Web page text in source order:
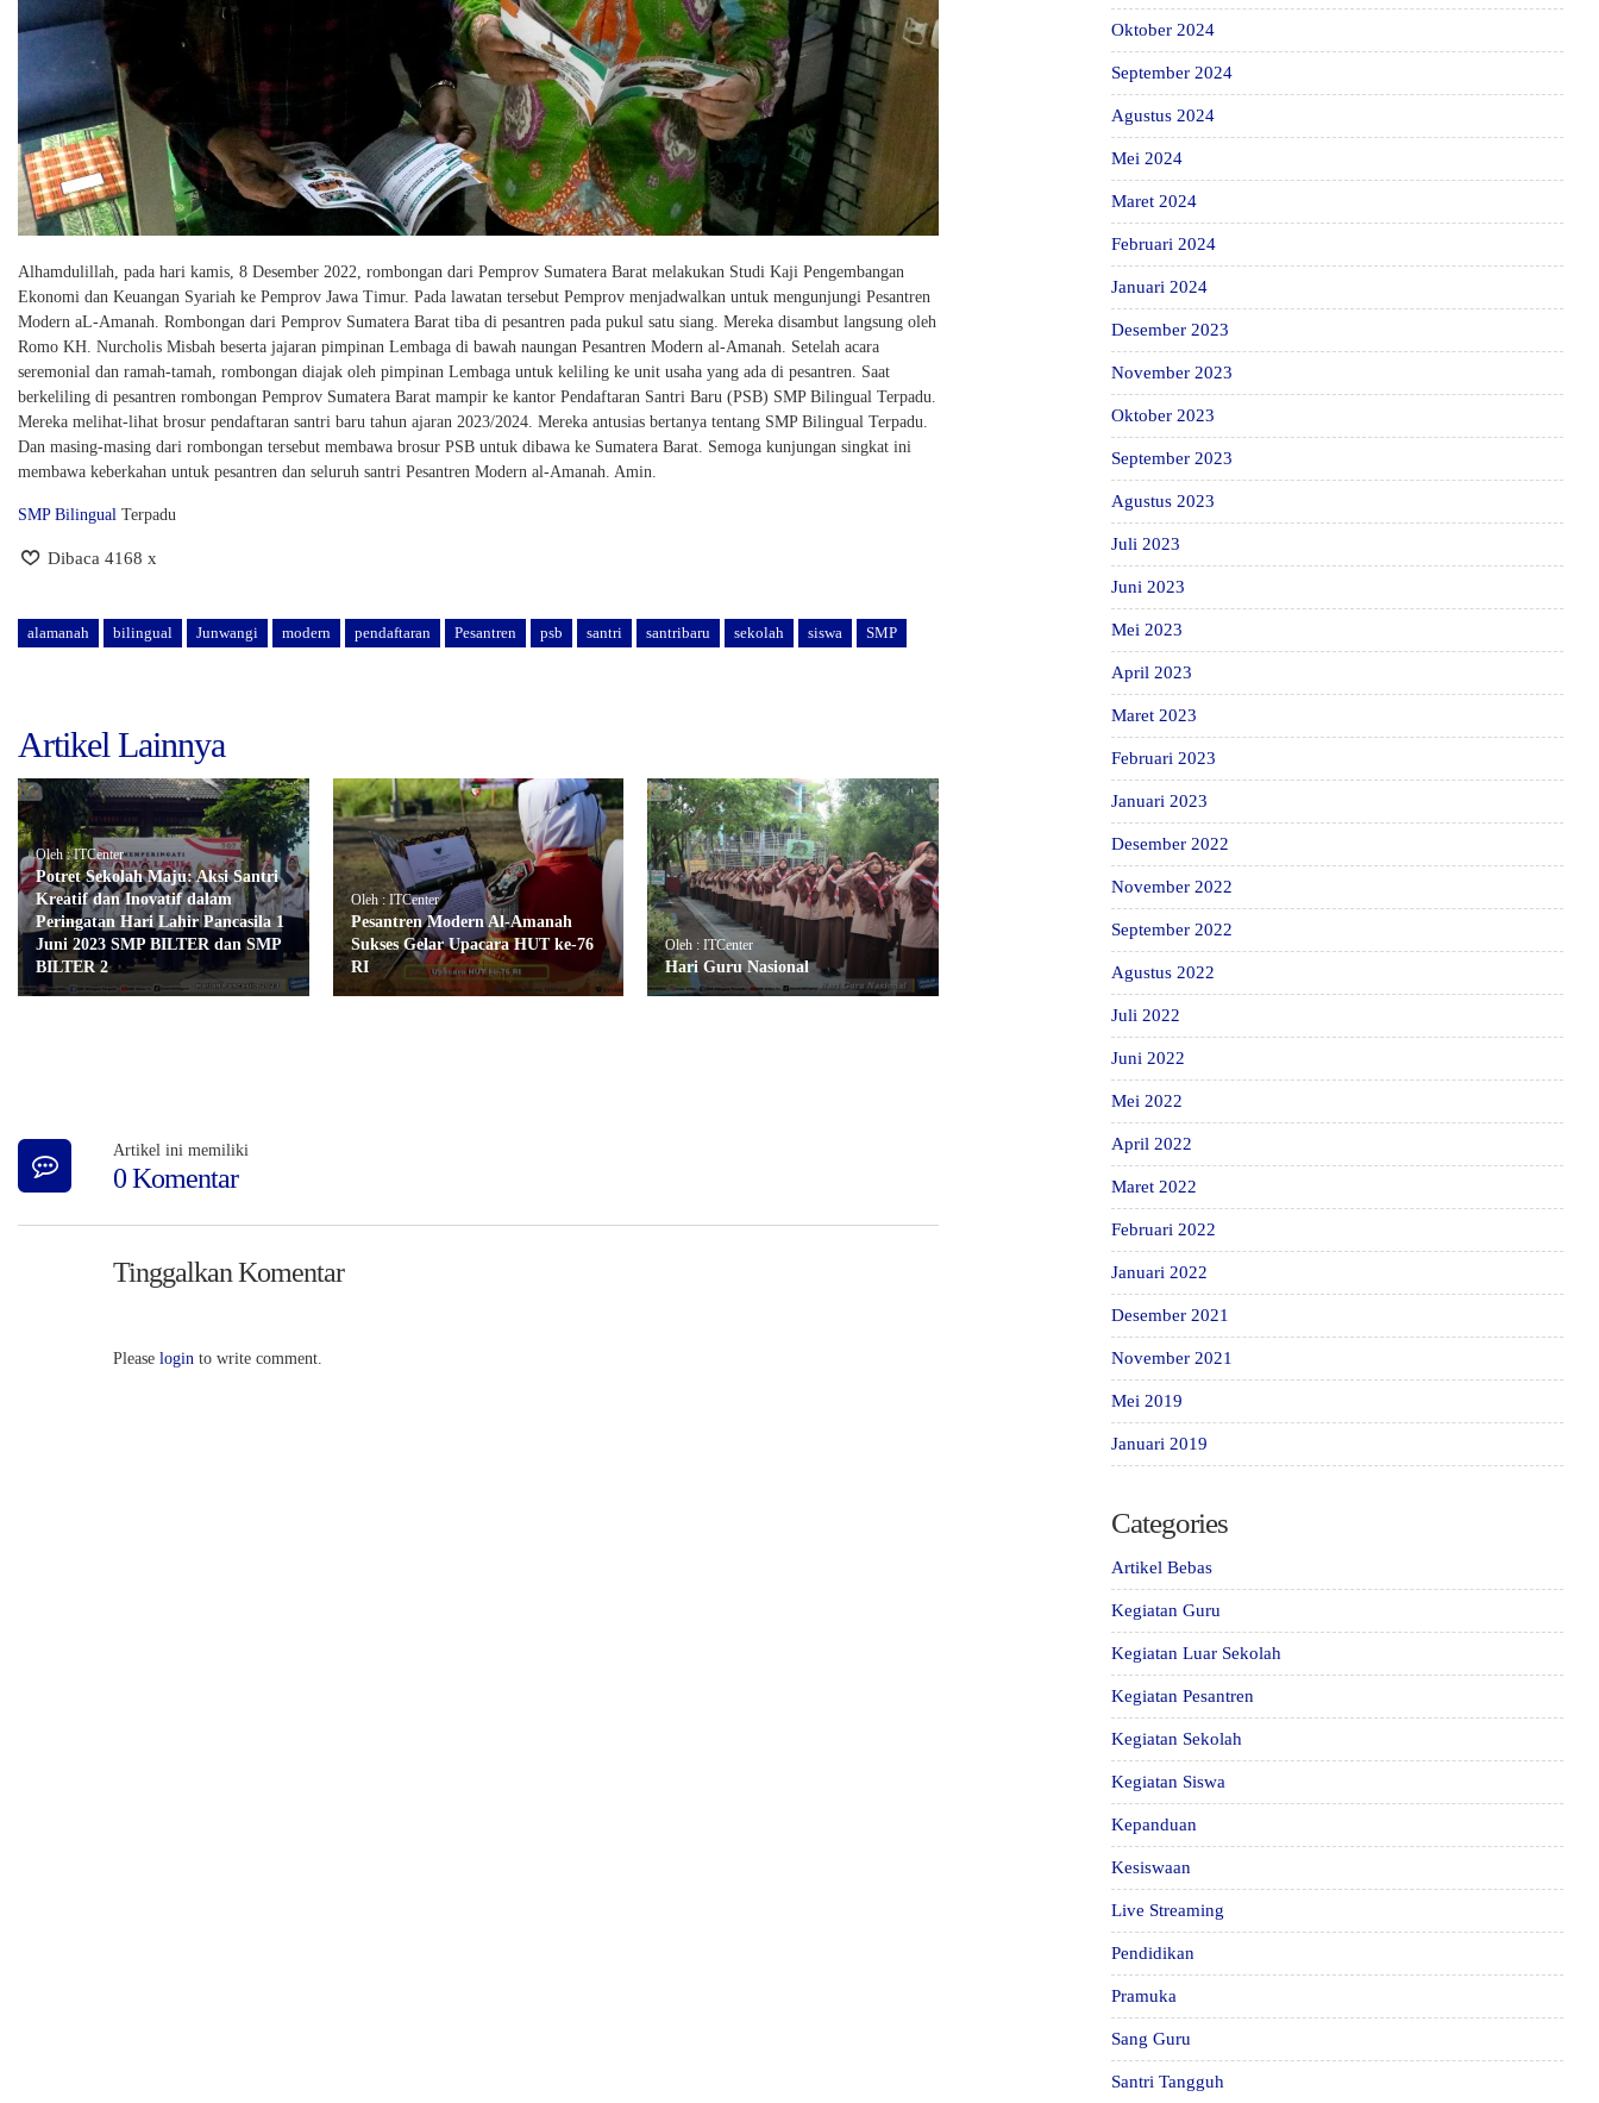
Alhamdulillah, pada hari kamis, 8 Desember 2022, rombongan dari Pemprov Sumatera Barat melakukan Studi Kaji Pengembangan
Ekonomi dan Keuangan Syariah ke Pemprov Jawa Timur. Pada lawatan tersebut Pemprov menjadwalkan untuk mengunjungi Pesantren
Modern aL-Amanah. Rombongan dari Pemprov Sumatera Barat tiba di pesantren pada pukul satu siang. Mereka disambut langsung oleh
Romo KH. Nurcholis Misbah beserta jajaran pimpinan Lembaga di bawah naungan Pesantren Modern al-Amanah. Setelah acara
seremonial dan ramah-tamah, rombongan diajak oleh pimpinan Lembaga untuk keliling ke unit usaha yang ada di pesantren. Saat
berkeliling di pesantren rombongan Pemprov Sumatera Barat mampir ke kantor Pendaftaran Santri Baru (PSB) SMP Bilingual Terpadu.
Mereka melihat-lihat brosur pendaftaran santri baru tahun ajaran 2023/2024. Mereka antusias bertanya tentang SMP Bilingual Terpadu.
Dan masing-masing dari rombongan tersebut membawa brosur PSB untuk dibawa ke Sumatera Barat. Semoga kunjungan singkat ini
membawa keberkahan untuk pesantren dan seluruh santri Pesantren Modern al-Amanah. Amin.
SMP Bilingual Terpadu
Dibaca 4168 x
alamanah bilingual Junwangi modern pendaftaran Pesantren psb santri santribaru sekolah siswa SMP
Artikel Lainnya
Oleh : ITCenter
Potret Sekolah Maju: Aksi Santri
Kreatif dan Inovatif dalam
Peringatan Hari Lahir Pancasila 1
Juni 2023 SMP BILTER dan SMP
BILTER 2
Oleh : ITCenter
Pesantren Modern Al-Amanah
Sukses Gelar Upacara HUT ke-76
RI
Oleh : ITCenter
Hari Guru Nasional
Artikel ini memiliki
0 Komentar
Tinggalkan Komentar
Please login to write comment.
Oktober 2024
September 2024
Agustus 2024
Mei 2024
Maret 2024
Februari 2024
Januari 2024
Desember 2023
November 2023
Oktober 2023
September 2023
Agustus 2023
Juli 2023
Juni 2023
Mei 2023
April 2023
Maret 2023
Februari 2023
Januari 2023
Desember 2022
November 2022
September 2022
Agustus 2022
Juli 2022
Juni 2022
Mei 2022
April 2022
Maret 2022
Februari 2022
Januari 2022
Desember 2021
November 2021
Mei 2019
Januari 2019
Categories
Artikel Bebas
Kegiatan Guru
Kegiatan Luar Sekolah
Kegiatan Pesantren
Kegiatan Sekolah
Kegiatan Siswa
Kepanduan
Kesiswaan
Live Streaming
Pendidikan
Pramuka
Sang Guru
Santri Tangguh